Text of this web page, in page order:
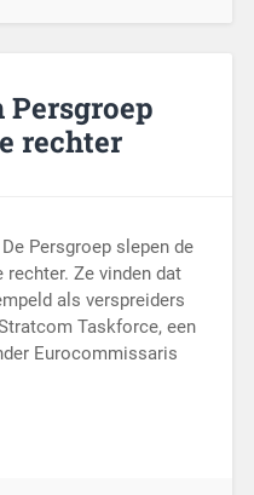
Persgroep
rechter
Persgroep slepen de
Ze vinden dat
als verspreiders
Taskforce, een
Eurocommissaris